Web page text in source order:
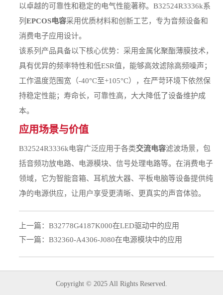
以卓越的可靠性和稳定的电气性能著称。B32524R3336k系
列 EPCOS电容采用优质材料和创新工艺，专为音频设备和
消费电子应用设计。
该系列产品具备以下核心优势：采用金属化聚酯薄膜技术，
具有优异的频率特性和低ESR值，能够高效滤除高频噪声；
工作温度范围宽（-40°C至+105°C），在严苛环境下依然保
持稳定性能；寿命长，可靠性高，大大降低了设备维护成
本。
应用场景与价值
B32524R3336k电容广泛应用于各类交流电容滤波场景，包
括音频功放电路、电源模块、信号处理电路等。在消费电子
领域，它为智能音箱、耳机放大器、平板电脑等设备提供纯
净的电源供应，让用户享受更清晰、更真实的声音体验。
上一篇： B32778G4187K000在LED驱动中的应用
下一篇： B32360-A4306-J080在电源模块中的应用
Copyright © 2025 All Rights Reserved.